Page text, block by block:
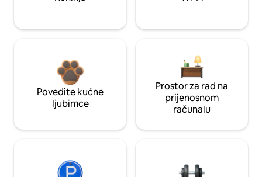
Povedite kućne
ljubimce
Prostor za rad na
prijenosnom
računalu